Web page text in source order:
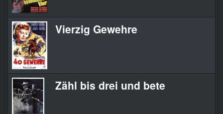
Vierzig Gewehre
Zähl bis drei und bete